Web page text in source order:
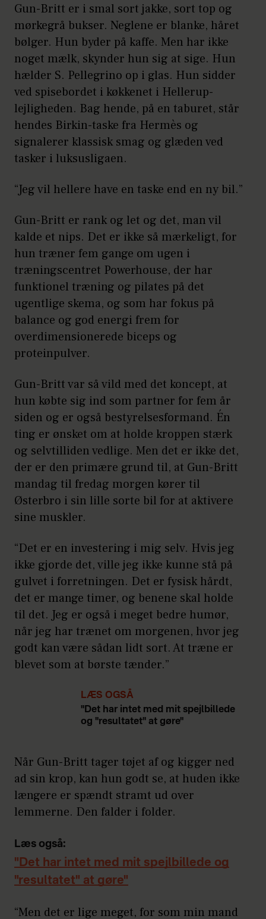
Gun-Britt er i smal sort jakke, sort top og
mørkegrå bukser. Neglene er blanke, håret
bølger. Hun byder på kaffe. Men har ikke
noget mælk, skynder hun sig at sige. Hun
hælder S. Pellegrino op i glas. Hun sidder
ved spisebordet i køkkenet i Hellerup-
lejligheden. Bag hende, på en taburet, står
hendes Birkin-taske fra Hermès og
signalerer klassisk smag og glæden ved
tasker i luksusligaen.
“Jeg vil hellere have en taske end en ny bil.”
Gun-Britt er rank og let og det, man vil
kalde et nips. Det er ikke så mærkeligt, for
hun træner fem gange om ugen i
træningscentret Powerhouse, der har
funktionel træning og pilates på det
ugentlige skema, og som har fokus på
balance og god energi frem for
overdimensionerede biceps og
proteinpulver.
Gun-Britt var så vild med det koncept, at
hun købte sig ind som partner for fem år
siden og er også bestyrelsesformand. Én
ting er ønsket om at holde kroppen stærk
og selvtilliden vedlige. Men det er ikke det,
der er den primære grund til, at Gun-Britt
mandag til fredag morgen kører til
Østerbro i sin lille sorte bil for at aktivere
sine muskler.
“Det er en investering i mig selv. Hvis jeg
ikke gjorde det, ville jeg ikke kunne stå på
gulvet i forretningen. Det er fysisk hårdt,
det er mange timer, og benene skal holde
til det. Jeg er også i meget bedre humør,
når jeg har trænet om morgenen, hvor jeg
godt kan være sådan lidt sort. At træne er
blevet som at børste tænder.”
LÆS OGSÅ
"Det har intet med mit spejlbillede
og "resultatet" at gøre"
Når Gun-Britt tager tøjet af og kigger ned
ad sin krop, kan hun godt se, at huden ikke
længere er spændt stramt ud over
lemmerne. Den falder i folder.
Læs også:
"Det har intet med mit spejlbillede og
"resultatet" at gøre"
“Men det er lige meget, for som min mand